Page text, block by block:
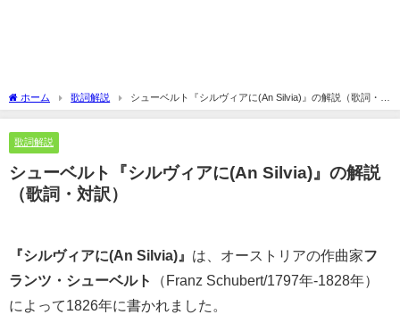
ホーム 歌詞解説
シューベルト『シルヴィアに(An Silvia)』の解説（歌詞・対
訳）
歌詞解説
シューベルト『シルヴィアに(An Silvia)』の解説
（歌詞・対訳）
『シルヴィアに(An Silvia)』 は、オーストリアの作曲家フ
ランツ・シューベルト
（Franz Schubert/1797年-1828年）
によって1826年に書かれました。